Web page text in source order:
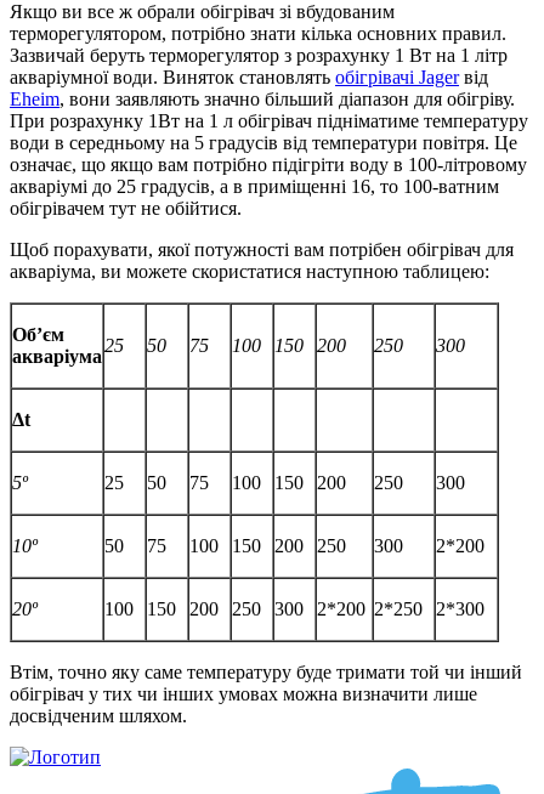
Якщо ви все ж обрали обігрівач зі вбудованим
терморегулятором, потрібно знати кілька основних правил.
Зазвичай беруть терморегулятор з розрахунку 1 Вт на 1 літр
акваріумної води. Виняток становлять обігрівачі Jagerвід
Eheim, вони заявляють значно більший діапазон для обігріву.
При розрахунку 1Вт на 1 л обігрівач підніматиме температуру
води в середньому на 5 градусів від температури повітря. Це
означає, що якщо вам потрібно підігріти воду в 100-літровому
акваріумі до 25 градусів, а в приміщенні 16, то 100-ватним
обігрівачем тут не обійтися.
Щоб порахувати, якої потужності вам потрібен обігрівач для
акваріума, ви можете скористатися наступною таблицею:
Об’єм
акваріума
25 50 75 100 150 200 250 300
Δt
5º 25 50 75 100 150 200 250 300
10º 50 75 100 150 200 250 300 2*200
20º 100 150 200 250 300 2*200 2*250 2*300
Втім, точно яку саме температуру буде тримати той чи інший
обігрівач у тих чи інших умовах можна визначити лише
досвідченим шляхом.